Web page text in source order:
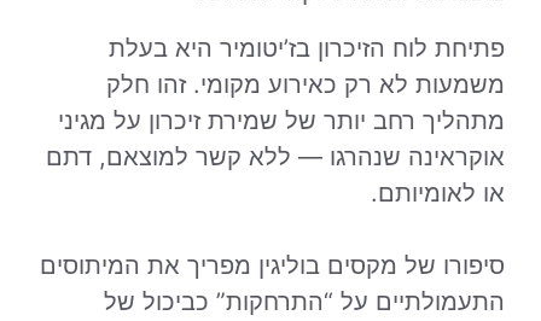
פתיחת לוח הזיכרון בז’יטומיר היא בעלת
משמעות לא רק כאירוע מקומי. זהו חלק
מתהליך רחב יותר של שמירת זיכרון על מגיני
אוקראינה שנהרגו — ללא קשר למוצאם, דתם
או לאומיותם.
סיפורו של מקסים בוליגין מפריך את המיתוסים
התעמולתיים על “התרחקות” כביכול של